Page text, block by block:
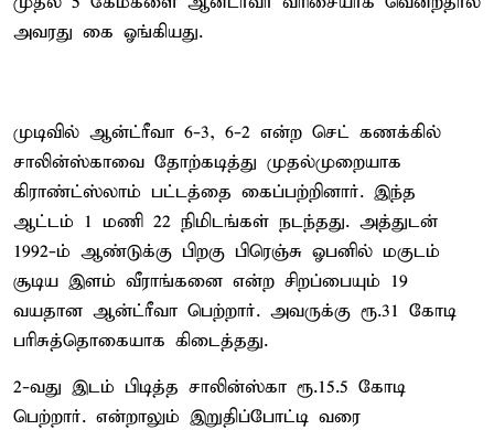
அவரது கை ஓங்கியது.
முடிவில் ஆன்ட்ரீவா 6-3, 6-2 என்ற செட் கணக்கில்
சாலின்ஸ்காவை தோற்கடித்து முதல்முறையாக
கிராண்ட்ஸ்லாம் பட்டத்தை கைப்பற்றினார். இந்த
ஆட்டம் 1 மணி 22 நிமிடங்கள் நடந்தது. அத்துடன்
1992-ம் ஆண்டுக்கு பிறகு பிரெஞ்சு ஓபனில் மகுடம்
சூடிய இளம் வீராங்கனை என்ற சிறப்பையும் 19
வயதான ஆன்ட்ரீவா பெற்றார். அவருக்கு ரூ.31 கோடி
பரிசுத்தொகையாக கிடைத்தது.
2-வது இடம் பிடித்த சாலின்ஸ்கா ரூ.15.5 கோடி
பெற்றார். என்றாலும் இறுதிப்போட்டி வரை